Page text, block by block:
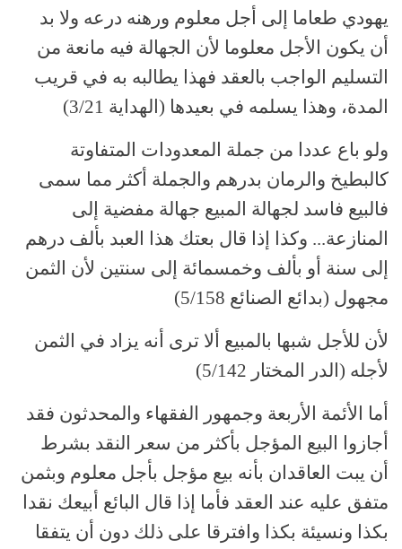
يهودي طعاما إلى أجل معلوم ورهنه درعه ولا بد
أن يكون الأجل معلوما لأن الجهالة فيه مانعة من
التسليم الواجب بالعقد فهذا يطالبه به في قريب
المدة، وهذا يسلمه في بعيدها (الهداية 3/21)
ولو باع عددا من جملة المعدودات المتفاوتة
كالبطيخ والرمان بدرهم والجملة أكثر مما سمى
فالبيع فاسد لجهالة المبيع جهالة مفضية إلى
المنازعة... وكذا إذا قال بعتك هذا العبد بألف درهم
إلى سنة أو بألف وخمسمائة إلى سنتين لأن الثمن
مجهول (بدائع الصنائع 5/158)
لأن للأجل شبها بالمبيع ألا ترى أنه يزاد في الثمن
لأجله (الدر المختار 5/142)
أما الأئمة الأربعة وجمهور الفقهاء والمحدثون فقد
أجازوا البيع المؤجل بأكثر من سعر النقد بشرط
أن يبت العاقدان بأنه بيع مؤجل بأجل معلوم وبثمن
متفق عليه عند العقد فأما إذا قال البائع أبيعك نقدا
بكذا ونسيئة بكذا وافترقا على ذلك دون أن يتفقا